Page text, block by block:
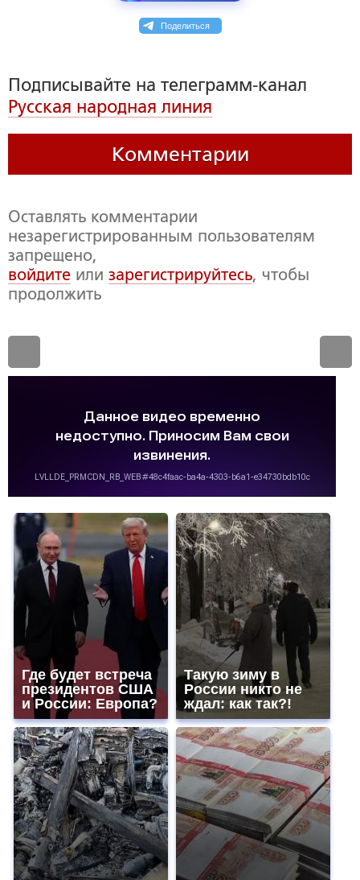
Поделиться
Подписывайте на телеграмм-канал
Русская народная линия
Комментарии
Оставлять комментарии
незарегистрированным пользователям
запрещено,
войдите или зарегистрируйтесь, чтобы
продолжить
Где будет встреча
президентов США
и России: Европа?
Такую зиму в
России никто не
ждал: как так?!